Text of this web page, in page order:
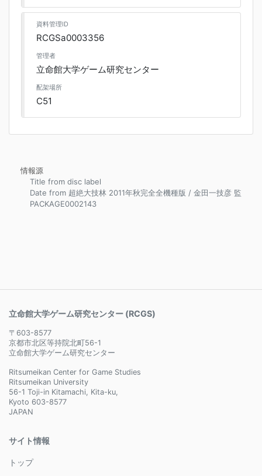
資料管理ID
RCGSa0003356
管理者
立命館大学ゲーム研究センター
配架場所
C51
情報源
Title from disc label
Date from 超絶大技林 2011年秋完全全機種版 / 金田一技彦 監
PACKAGE0002143
立命館大学ゲーム研究センター (RCGS)
〒603-8577
京都市北区等持院北町56-1
立命館大学ゲーム研究センター
Ritsumeikan Center for Game Studies
Ritsumeikan University
56-1 Toji-in Kitamachi, Kita-ku,
Kyoto 603-8577
JAPAN
サイト情報
トップ